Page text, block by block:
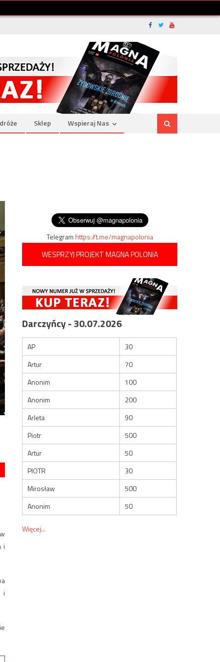
Sklep Wspieraj Nas
i
i
Telegramhttps://t.me/magnapolonia
WESPRZYJ PROJEKT MAGNA POLONIA
Darczyńcy - 30.07.2026
AP
30
Artur
70
Anonim
100
Anonim
200
Arleta
90
Piotr
500
Artur
50
PIOTR
30
Mirosław
500
Anonim
50
Więcej...